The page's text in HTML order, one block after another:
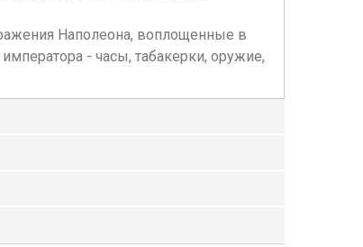
Наполеона, воплощенные в
- часы, табакерки, оружие,